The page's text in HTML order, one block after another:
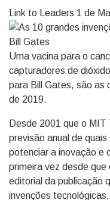
Link to Leaders 1 de
Uma vacina para o
capturadores de
para Bill Gates, são as
de 2019.
Desde 2001 que o MIT
previsão anual de
potenciar a inovação e
primeira vez desde
editorial da publicação
invenções